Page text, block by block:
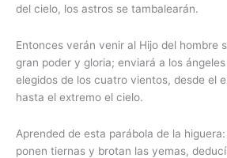
del cielo, los astros se tambalearán.
Entonces verán venir al Hijo del hombre
gran poder y gloria; enviará a los
elegidos de los cuatro vientos, desde el
hasta el extremo el cielo.
Aprended de esta parábola de la
ponen tiernas y brotan las yemas,